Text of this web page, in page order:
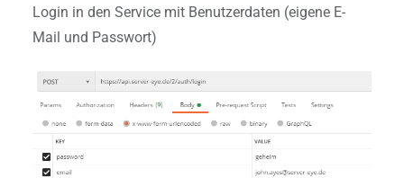
Login in den Service mit Benutzerdaten (eigene E-
Mail und Passwort)